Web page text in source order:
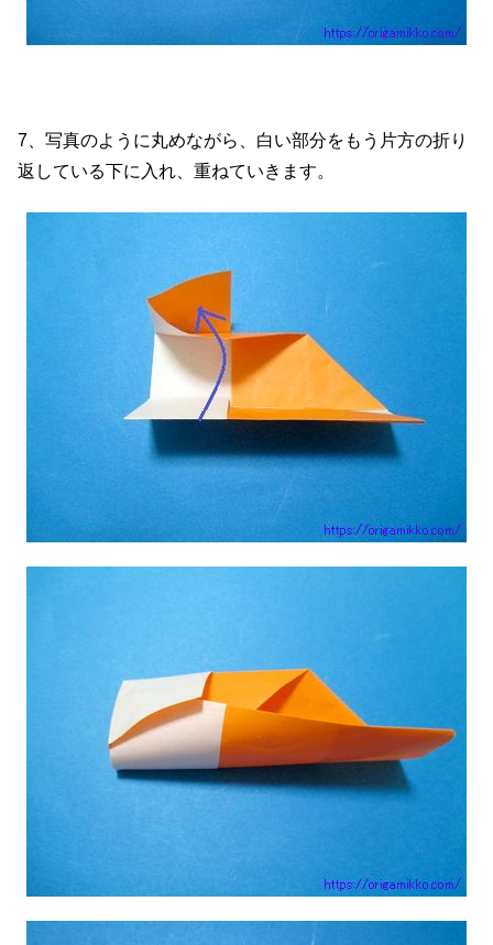
7、写真のように丸めながら、白い部分をもう片方の折り
返している下に入れ、重ねていきます。